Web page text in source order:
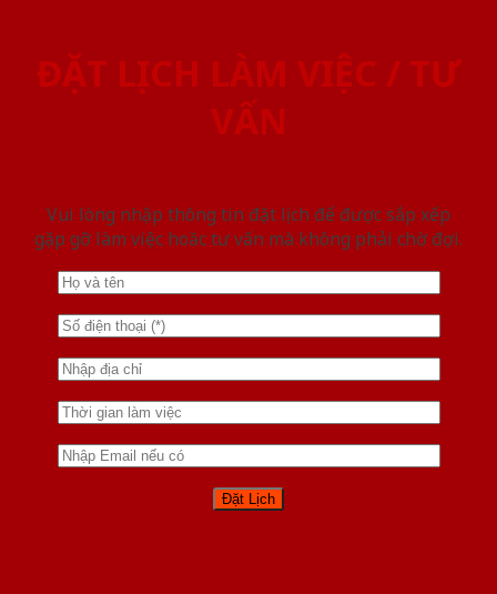
ĐẶT LỊCH LÀM VIỆC / TƯ
VẤN
Vui lòng nhập thông tin đặt lịch để được sắp xếp
gặp gỡ làm việc hoăc tư vấn mà không phải chờ đợi.